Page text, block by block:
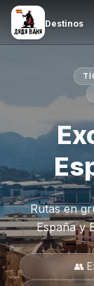
Rutas en
España y
👥